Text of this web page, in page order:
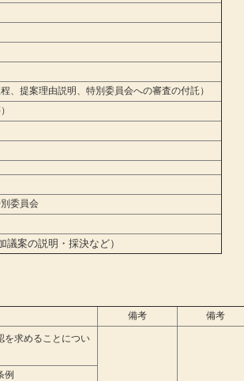
、提案理由説明、特別委員会への審査の付託）
委員会
案の説明・採決など）
備考 備考
を求めることについ
例